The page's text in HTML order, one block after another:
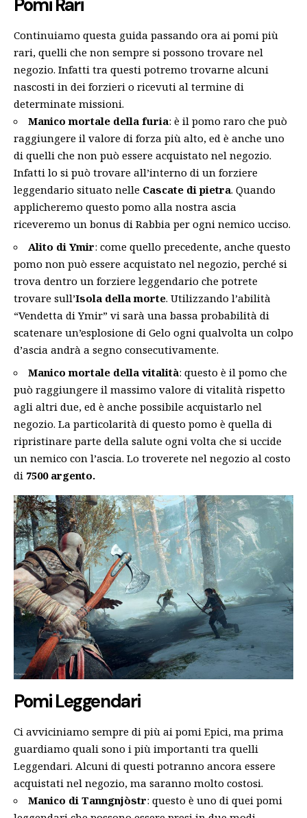
Pomi Rari
Continuiamo questa guida passando ora ai pomi più
rari, quelli che non sempre si possono trovare nel
negozio. Infatti tra questi potremo trovarne alcuni
nascosti in dei forzieri o ricevuti al termine di
determinate missioni.
Manico mortale della furia: è il pomo raro che può
raggiungere il valore di forza più alto, ed è anche uno
di quelli che non può essere acquistato nel negozio.
Infatti lo si può trovare all’interno di un forziere
leggendario situato nelle Cascate di pietra. Quando
applicheremo questo pomo alla nostra ascia
riceveremo un bonus di Rabbia per ogni nemico ucciso.
Alito di Ymir: come quello precedente, anche questo
pomo non può essere acquistato nel negozio, perché si
trova dentro un forziere leggendario che potrete
trovare sull’Isola della morte. Utilizzando l’abilità
“Vendetta di Ymir” vi sarà una bassa probabilità di
scatenare un’esplosione di Gelo ogni qualvolta un colpo
d’ascia andrà a segno consecutivamente.
Manico mortale della vitalità: questo è il pomo che
può raggiungere il massimo valore di vitalità rispetto
agli altri due, ed è anche possibile acquistarlo nel
negozio. La particolarità di questo pomo è quella di
ripristinare parte della salute ogni volta che si uccide
un nemico con l’ascia. Lo troverete nel negozio al costo
di 7500 argento.
Pomi Leggendari
Ci avviciniamo sempre di più ai pomi Epici, ma prima
guardiamo quali sono i più importanti tra quelli
Leggendari. Alcuni di questi potranno ancora essere
acquistati nel negozio, ma saranno molto costosi.
Manico di Tanngnjòstr: questo è uno di quei pomi